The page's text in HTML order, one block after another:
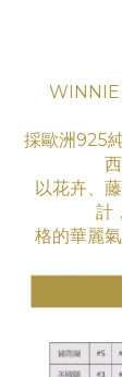
WINNIE
採歐洲925
以花卉、
計
格的華麗